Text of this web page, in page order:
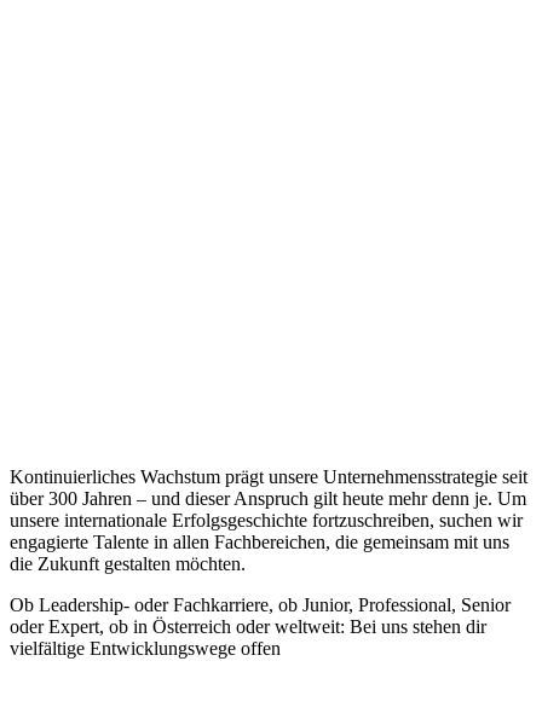
Kontinuierliches Wachstum prägt unsere Unternehmensstrategie seit
über 300 Jahren – und dieser Anspruch gilt heute mehr denn je. Um
unsere internationale Erfolgsgeschichte fortzuschreiben, suchen wir
engagierte Talente in allen Fachbereichen, die gemeinsam mit uns
die Zukunft gestalten möchten.
Ob Leadership- oder Fachkarriere, ob Junior, Professional, Senior
oder Expert, ob in Österreich oder weltweit: Bei uns stehen dir
vielfältige Entwicklungswege offen